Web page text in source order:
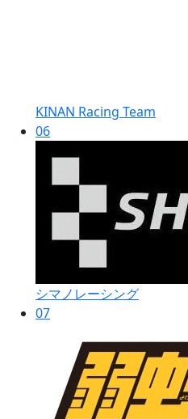
KINAN Racing Team
06
シマノレーシング
07